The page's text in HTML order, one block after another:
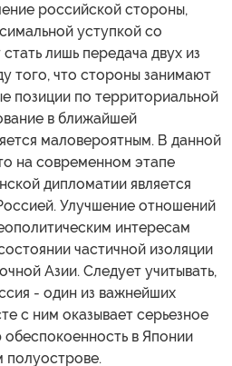
российской стороны,
уступкой со
лишь передача двух из
того, что стороны занимают
позиции по территориальной
в ближайшей
маловероятным. В данной
на современном этапе
дипломатии является
Улучшение отношений
интересам
частичной изоляции
Азии. Следует учитывать,
- один из важнейших
с ним оказывает серьезное
в Японии
полуострове.